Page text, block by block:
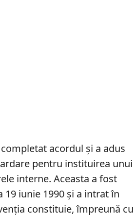
acordul și a adus
pentru instituirea unui
interne. Aceasta a fost
19 iunie 1990 și a intrat în
constituie, împreună cu